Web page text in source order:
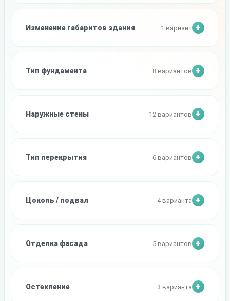
Изменение габаритов здания 1 вариант
Тип фундамента 8 вариантов
Наружные стены 12 вариантов
Тип перекрытия 6 вариантов
Цоколь / подвал 4 варианта
Отделка фасада 5 вариантов
Остекление 3 варианта